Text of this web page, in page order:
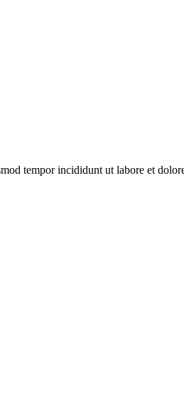
tempor incididunt ut labore et